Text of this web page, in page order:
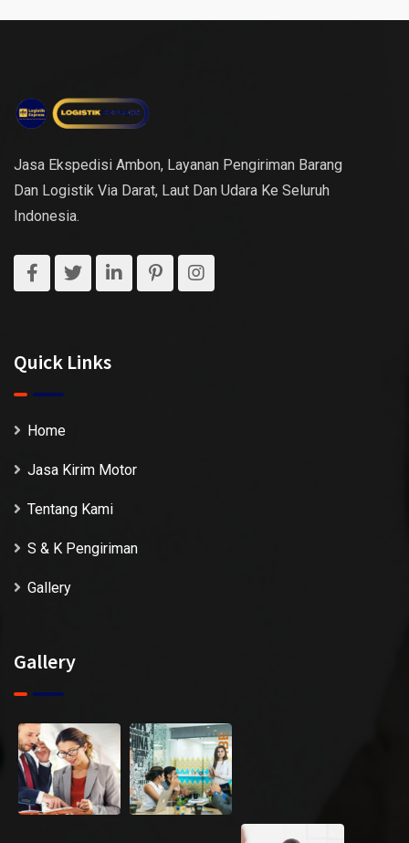
Jasa Ekspedisi Ambon, Layanan Pengiriman Barang
Dan Logistik Via Darat, Laut Dan Udara Ke Seluruh
Indonesia.
Quick Links
Home
Jasa Kirim Motor
Tentang Kami
S & K Pengiriman
Gallery
Gallery